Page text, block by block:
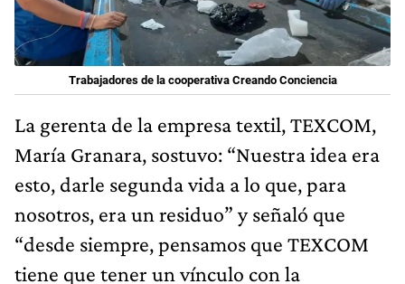
Trabajadores de la cooperativa Creando Conciencia
La gerenta de la empresa textil, TEXCOM,
María Granara, sostuvo: “Nuestra idea era
esto, darle segunda vida a lo que, para
nosotros, era un residuo” y señaló que
“desde siempre, pensamos que TEXCOM
tiene que tener un vínculo con la